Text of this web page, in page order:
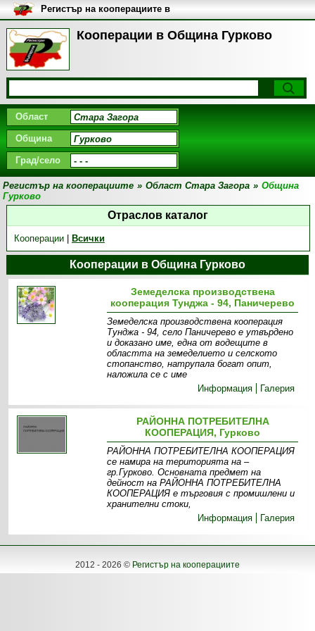
Кооперации в Община Гурково
Регистър на кооперациите в
България
Област
Община
Град/село
Регистър на кооперациите » Област Стара Загора » Община
Гурково
Отраслов каталог
Кооперации| Всички
Кооперации в Община Гурково
Земеделска производствена
кооперация Тунджа - 94, Паничерево
Земеделска производствена кооперация
Тунджа - 94, село Паничерево e утвърдено
и доказано име, една от водещите в
областта на земеделието и селското
стопанство, натрупала богат опит,
наложила се с име
Информация
Галерия
РАЙОННА ПОТРЕБИТЕЛНА
КООПЕРАЦИЯ, Гурково
РАЙОННА ПОТРЕБИТЕЛНА КООПЕРАЦИЯ
се намира на територията на –
гр.Гурково. Основната предмет на
дейност на РАЙОННА ПОТРЕБИТЕЛНА
КООПЕРАЦИЯ е търговия с промишлени и
хранителни стоки,
Информация
Галерия
2012 - 2026 © Регистър на кооперациите